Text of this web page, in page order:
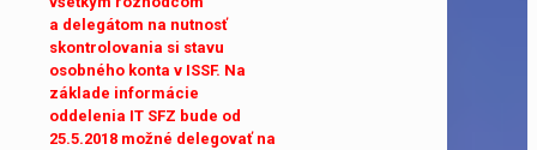
a delegátom na nutnosť
skontrolovania si stavu
osobného konta v ISSF. Na
základe informácie
oddelenia IT SFZ bude od
25.5.2018 možné delegovať na